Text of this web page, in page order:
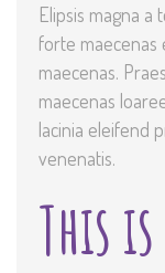
Elipsis magna
forte maecenas
maecenas.
maecenas
lacinia eleifend
venenatis.
This